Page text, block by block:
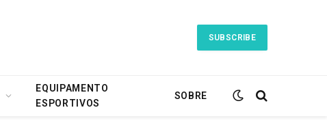
SUBSCRIBE
EQUIPAMENTO
ESPORTIVOS
SOBRE